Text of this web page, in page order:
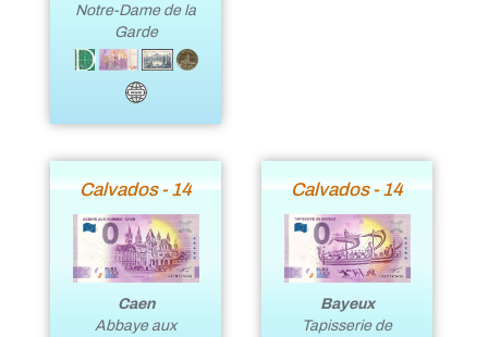
Notre-Dame de la
Garde
Calvados - 14
Caen
Abbaye aux
Calvados - 14
Bayeux
Tapisserie de